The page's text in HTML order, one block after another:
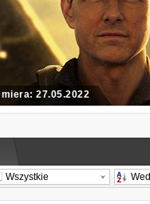
27.05.2022
Wszystkie